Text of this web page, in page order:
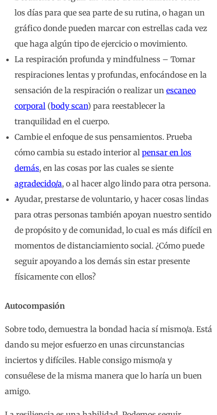
los días para que sea parte de su rutina, o hagan un
gráfico donde pueden marcar con estrellas cada vez
que haga algún tipo de ejercicio o movimiento.
La respiración profunda y mindfulness – Tomar
respiraciones lentas y profundas, enfocándose en la
sensación de la respiración o realizar un escaneo
corporal (body scan) para reestablecer la
tranquilidad en el cuerpo.
Cambie el enfoque de sus pensamientos. Prueba
cómo cambia su estado interior al pensar en los
demás, en las cosas por las cuales se siente
agradecido/a, o al hacer algo lindo para otra persona.
Ayudar, prestarse de voluntario, y hacer cosas lindas
para otras personas también apoyan nuestro sentido
de propósito y de comunidad, lo cual es más difícil en
momentos de distanciamiento social. ¿Cómo puede
seguir apoyando a los demás sin estar presente
físicamente con ellos?
Autocompasión
Sobre todo, demuestra la bondad hacia sí mismo/a. Está
dando su mejor esfuerzo en unas circunstancias
inciertos y difíciles. Hable consigo mismo/a y
consuélese de la misma manera que lo haría un buen
amigo.